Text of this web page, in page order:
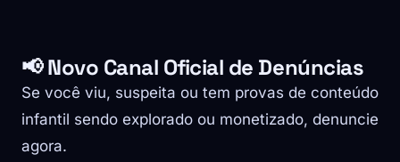
📢 Novo Canal Oficial de Denúncias
Se você viu, suspeita ou tem provas de conteúdo
infantil sendo explorado ou monetizado, denuncie
agora.